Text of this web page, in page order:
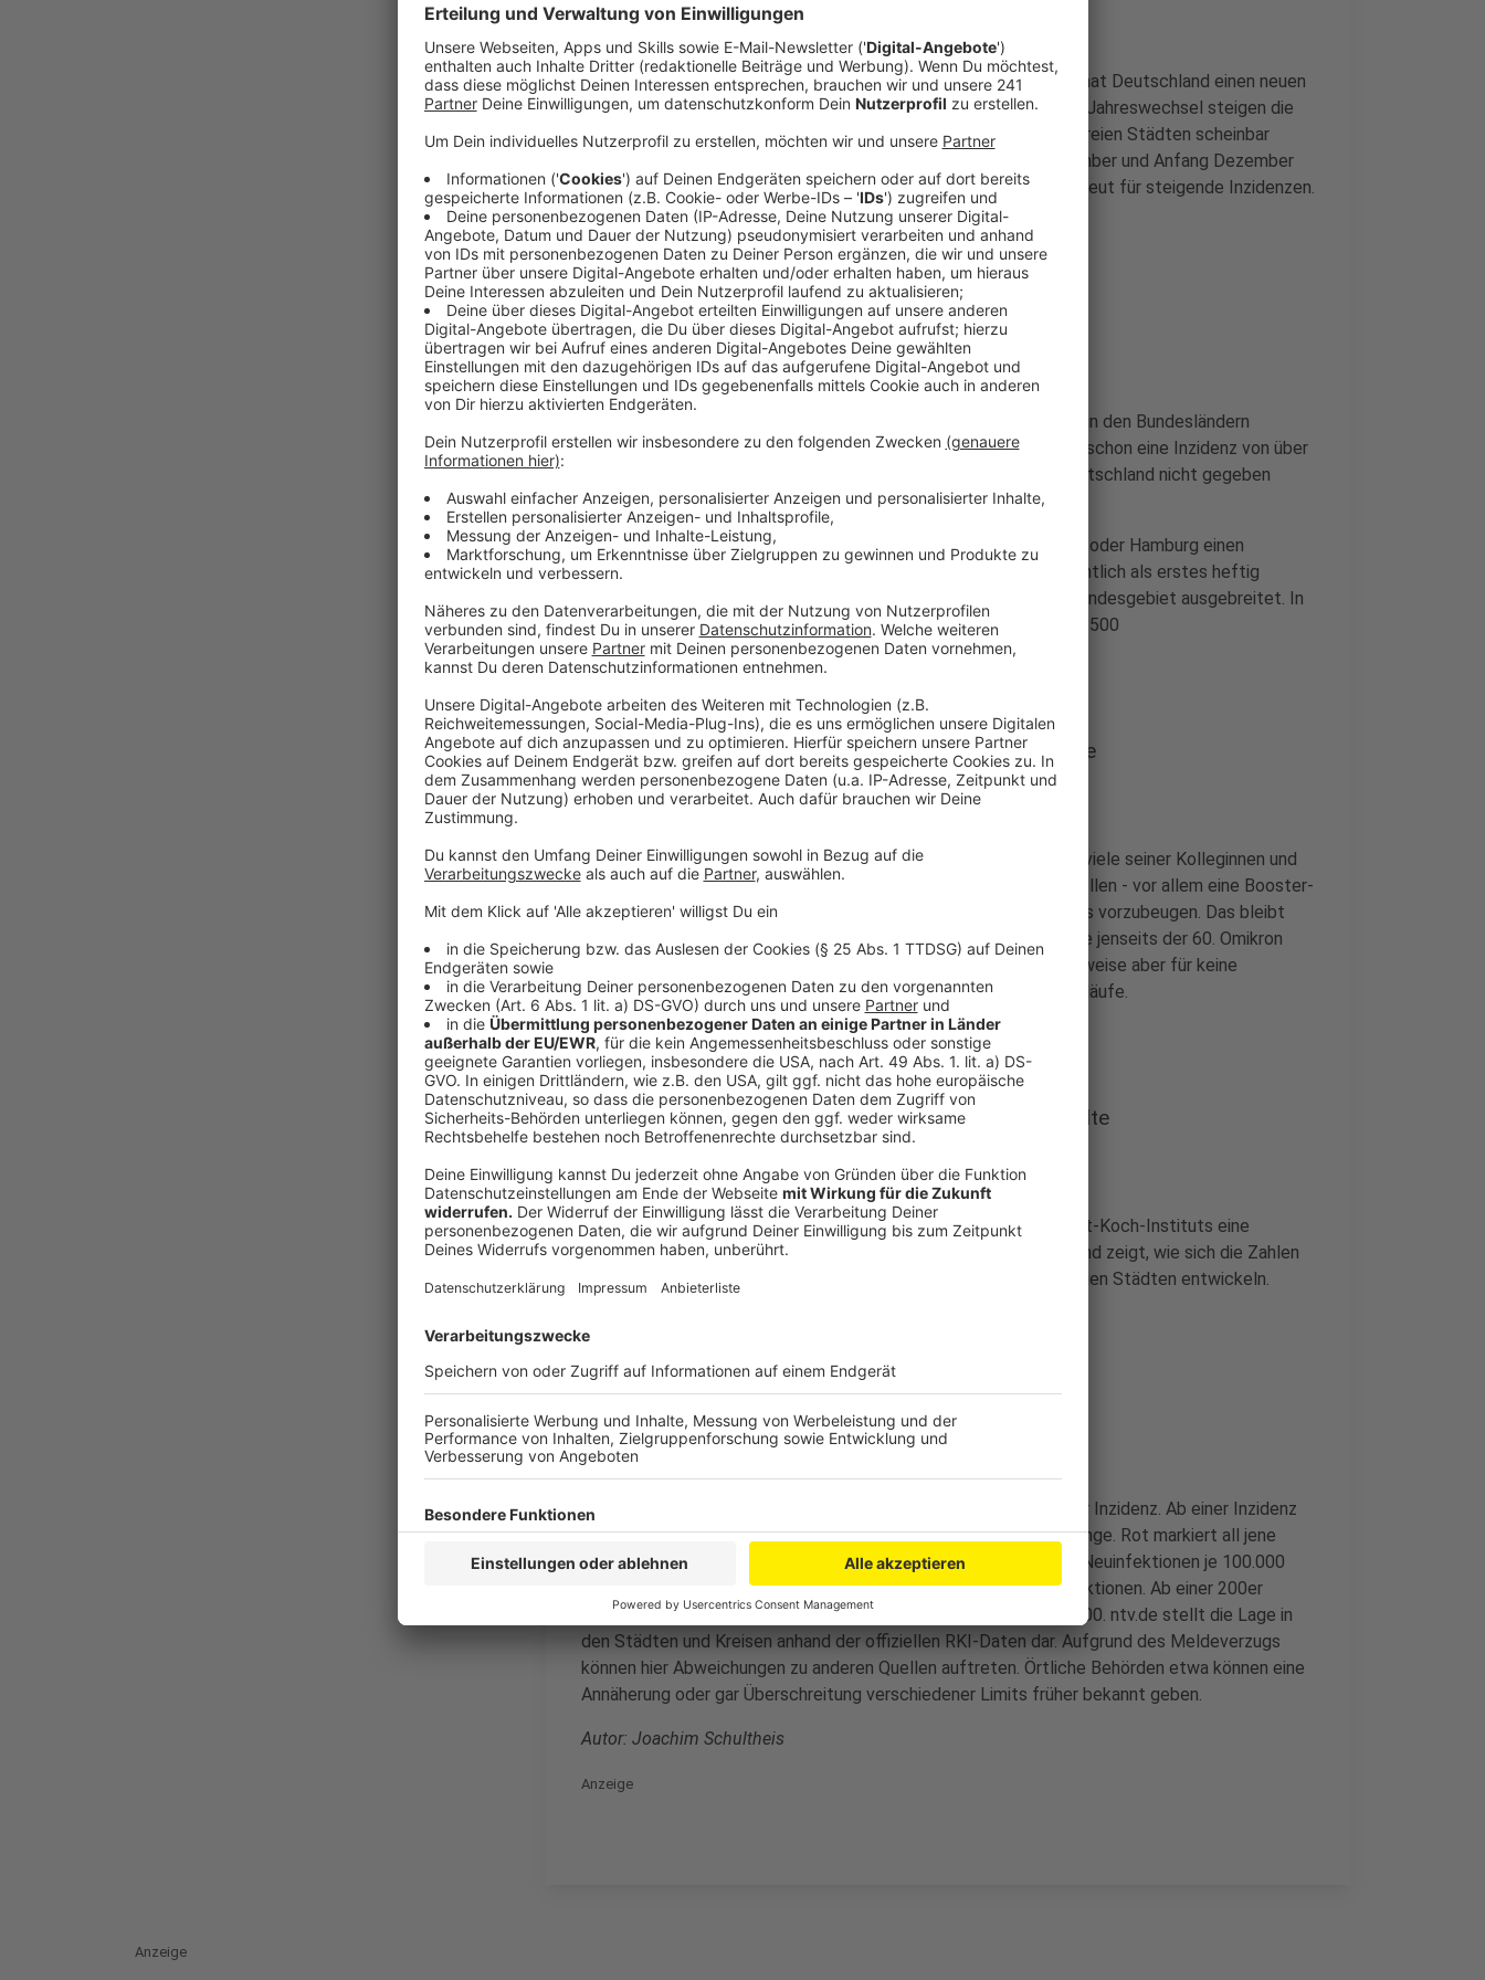
Mit dem Rekord von über 200.000 Neuinfektionen an einem Tag, hat Deutschland einen neuen
- für sich traurigen Rekord -im Januar 2022 aufgestellt. Seit dem Jahreswechsel steigen die
Sieben-Tage-Inzidenzen in den deutschen Landkreisen und kreisfreien Städten scheinbar
unaufhaltsam in die Höhe. Nach dem Negativ-Rekord Ende November und Anfang Dezember
beruhigte sich die Lage zwar, doch die Omikron-Variante sorgt erneut für steigende Inzidenzen.
Anzeige
Der Norden ist als erstes betroffen gewesen
Anzeige
Besonders dramatisch war im November und Dezember die Lage in den Bundesländern
Sachsen, Bayern und Thüringen. Hier vermelden Landkreise sogar schon eine Inzidenz von über
2.000. Etwas, was es in fast zwei Jahren Corona-Pandemie in Deutschland nicht gegeben
hatte. Nun scheinen solche Inzidenzen Alltag zu sein.
Ende 2021 vermeldeten norddeutsche Bundesländer wie Bremen oder Hamburg einen
deutlichen Anstieg der Fallzahlen. Omikron hat hier ganz offensichtlich als erstes heftig
eingeschlagen. Mittlerweile hat sich Omikron auf das gesamte Bundesgebiet ausgebreitet. In
NRW sind einzelne Landkreise schon bei einer Inzidenz von über 1.500
Anzeige
Booster-Impfungen zur Vorbeugung schwerer Verläufe
Anzeige
Der neue Bundesgesundheitsminister Karl Lauterbach (SPD) und viele seiner Kolleginnen und
Kollegen predigen seit Wochen, dass sich Leute impfen lassen sollen - vor allem eine Booster-
Impfung abholen sollen um schwere Verläufe mit dem Coronavirus vorzubeugen. Das bleibt
auch in 2022 so. Sorgen machen sich die Experten um Ungeimpfte jenseits der 60. Omikron
breite sich zwar rasant aus, sorge aber bei Geimpften glücklicherweise aber für keine
Probleme - es gebe häufig nur milde oder aber auch gar keine Verläufe.
Anzeige
Die große Übersichtskarte für alle Landkreise und Städte
Anzeige
Die Kollegen vonntv.dehaben anhand offizieller Daten des Robert-Koch-Instituts eine
Deutschlandkarte erstellt, die sich täglich um 0 Uhr aktualisiert und zeigt, wie sich die Zahlen
zu den Neuinfektionen in den jeweiligen Landkreisen oder kreisfreien Städten entwickeln.
Anzeige
Die Farbskala reicht von Grün = 0 Fälle zu Dunkel-Lila = ab 1.000er Inzidenz. Ab einer Inzidenz
von 25 erscheinen Städte und Kreise in Grau-Orange. Ab 35 in Orange. Rot markiert all jene
Kreise, die laut RKI-Daten über der Obergrenze von 50 aktuellen Neuinfektionen je 100.000
Einwohnern liegen. Dunkel-Rot wird es bei 100 oder mehr Neuinfektionen. Ab einer 200er
Inzidenz geht es in Richtung Lila - dunkler wird es ab 500 oder 1000. ntv.de stellt die Lage in
den Städten und Kreisen anhand der offiziellen RKI-Daten dar. Aufgrund des Meldeverzugs
können hier Abweichungen zu anderen Quellen auftreten. Örtliche Behörden etwa können eine
Annäherung oder gar Überschreitung verschiedener Limits früher bekannt geben.
Autor: Joachim Schultheis
Anzeige
Anzeige